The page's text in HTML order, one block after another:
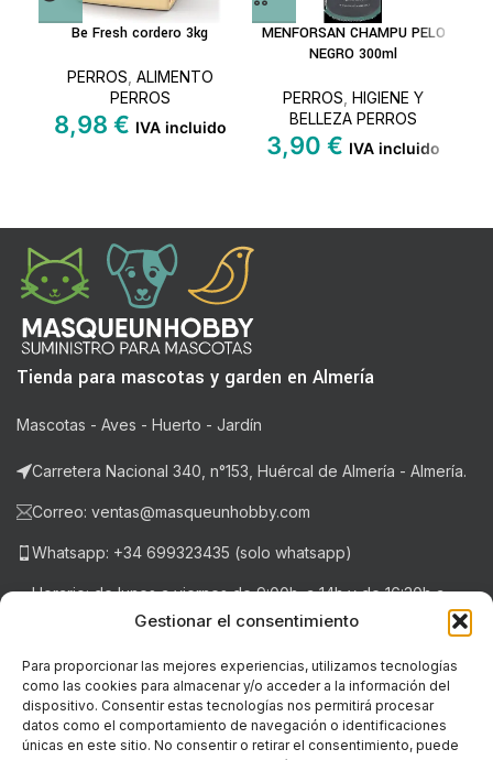
Gestionar el consentimiento
Para proporcionar las mejores experiencias, utilizamos tecnologías
como las cookies para almacenar y/o acceder a la información del
dispositivo. Consentir estas tecnologías nos permitirá procesar
datos como el comportamiento de navegación o identificaciones
únicas en este sitio. No consentir o retirar el consentimiento, puede
Be Fresh cordero 3kg
PERROS ALIMENTO
PERROS
8,98 € IVA incluido
MENFORSAN CHAMPU PELO
NEGRO 300ml
PERROS HIGIENE Y
BELLEZA PERROS
3,90 € IVA incluido
Tienda para mascotas y garden en Almería
Mascotas - Aves - Huerto - Jardín
Carretera Nacional 340, n°153, Huércal de Almería - Almería.
Correo: ventas@masqueunhobby.com
Whatsapp: +34 699323435 (solo whatsapp)
Horario: de lunes a viernes de 9:00h. a 14h y de 16:30h a
20:30h . Sábados de 9:00h a 14:00h.
NOTICIAS RECIENTES
LEGAL